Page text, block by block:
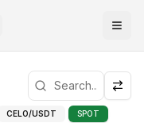
ます. RSI指標は
Celo（
CELO/USDT SPOT